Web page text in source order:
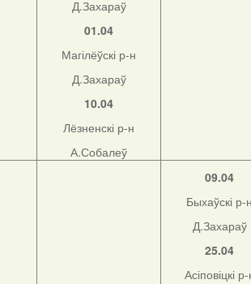
Д.Захараў
01.04
Магілёўскі р-н
Д.Захараў
10.04
Лёзненскі р-н
А.Собалеў
09.04
Быхаўскі р-
Д.Захараў
25.04
Асіповіцкі